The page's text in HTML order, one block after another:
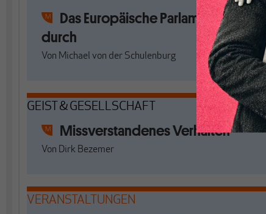
Das Europäische Parlament dreht
durch
Von Michael von der Schulenburg
GEIST & GESELLSCHAFT
Missverstandenes Verhalten
Von Dirk Bezemer
VERANSTALTUNGEN